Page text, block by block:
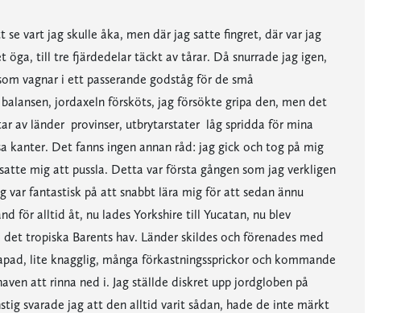
vart jag skulle åka, men där jag satte fingret, där var jag
till tre fjärdedelar täckt av tårar. Då snurrade jag igen,
vagnar i ett passerande godståg för de små
jordaxeln försköts, jag försökte gripa den, men det
länder  provinser, utbrytarstater  låg spridda för mina
kanter. Det fanns ingen annan råd: jag gick och tog på mig
mig att pussla. Detta var första gången som jag verkligen
var fantastisk på att snabbt lära mig för att sedan ännu
för alltid åt, nu lades Yorkshire till Yucatan, nu blev
tropiska Barents hav. Länder skildes och förenades med
lite knagglig, många förkastningssprickor och kommande
att rinna ned i. Jag ställde diskret upp jordgloben på
svarade jag att den alltid varit sådan, hade de inte märkt